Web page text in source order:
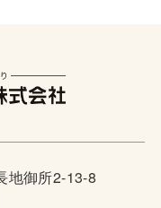
地御所2-13-8